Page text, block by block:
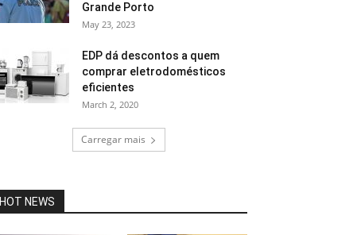
Grande Porto
May 23, 2023
EDP dá descontos a quem
comprar eletrodomésticos
eficientes
March 2, 2020
Carregar mais
HOT NEWS